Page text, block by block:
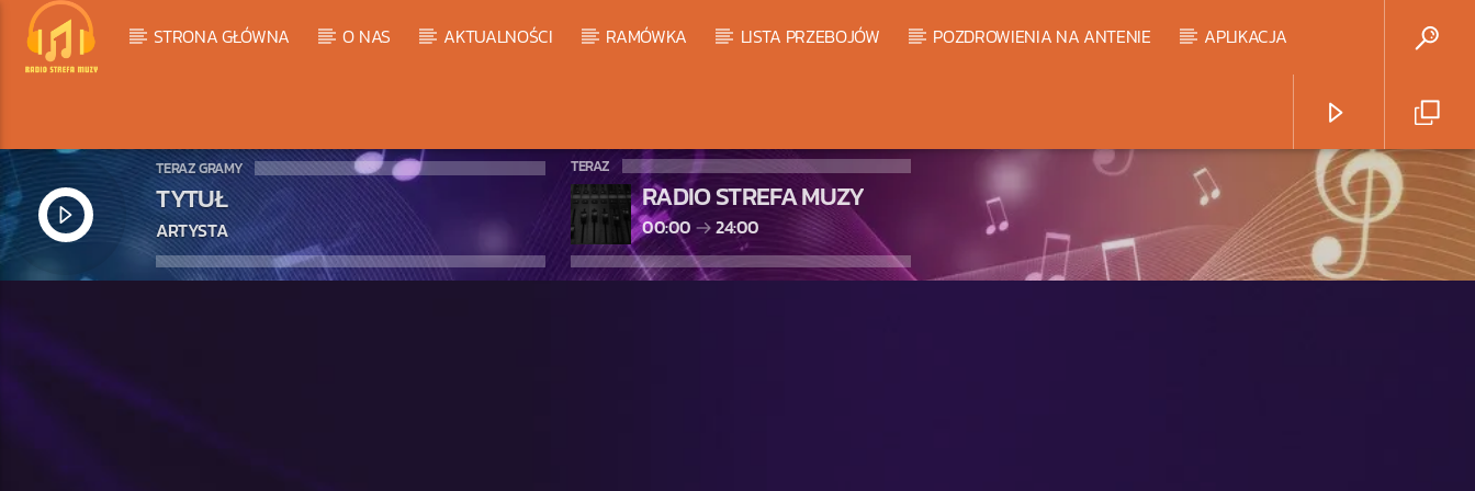
STRONA GŁÓWNA O NAS AKTUALNOŚCI RAMÓWKA LISTA PRZEBOJÓW POZDROWIENIA NA ANTENIE APLIKACJA
TERAZ GRAMY
TYTUŁ
ARTYSTA
TERAZ
RADIO STREFA MUZY
00:00 24:00